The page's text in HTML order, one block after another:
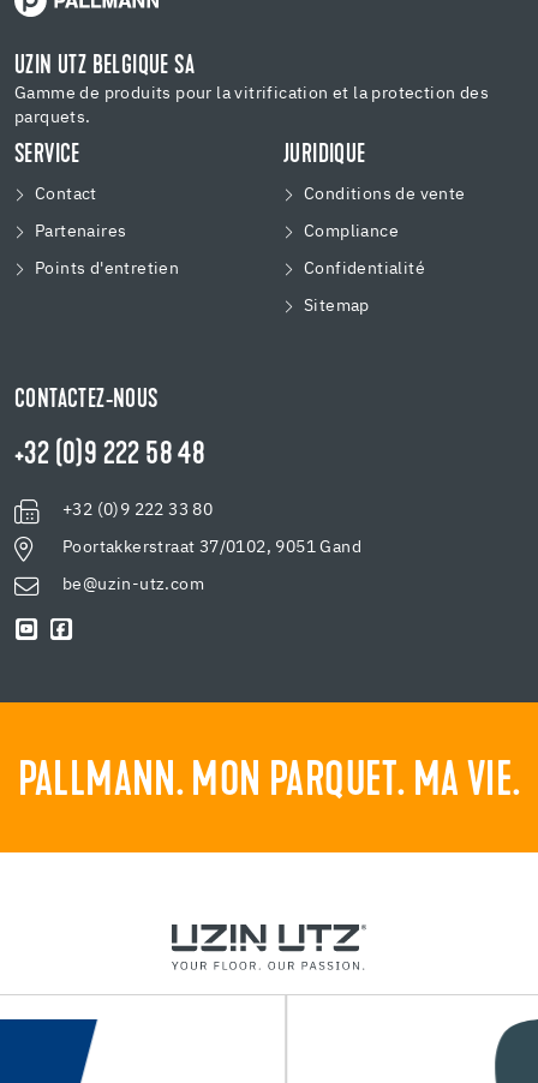
UZIN UTZ BELGIQUE SA
Gamme de produits pour la vitrification et la protection des
parquets.
SERVICE
Contact
Partenaires
Points d'entretien
JURIDIQUE
Conditions de vente
Compliance
Confidentialité
Sitemap
CONTACTEZ-NOUS
+32 (0)9 222 58 48
+32 (0)9 222 33 80
Poortakkerstraat 37/0102, 9051 Gand
be@uzin-utz.com
PALLMANN. MON PARQUET. MA VIE.